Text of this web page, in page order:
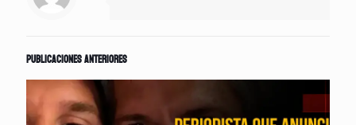
Publicaciones anteriores